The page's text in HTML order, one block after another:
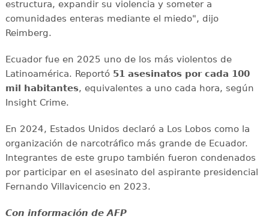
estructura, expandir su violencia y someter a
comunidades enteras mediante el miedo", dijo
Reimberg.
Ecuador fue en 2025 uno de los más violentos de
Latinoamérica. Reportó 51 asesinatos por cada 100
mil habitantes, equivalentes a uno cada hora, según
Insight Crime.
En 2024, Estados Unidos declaró a Los Lobos como la
organización de narcotráfico más grande de Ecuador.
Integrantes de este grupo también fueron condenados
por participar en el asesinato del aspirante presidencial
Fernando Villavicencio en 2023.
Con información de AFP